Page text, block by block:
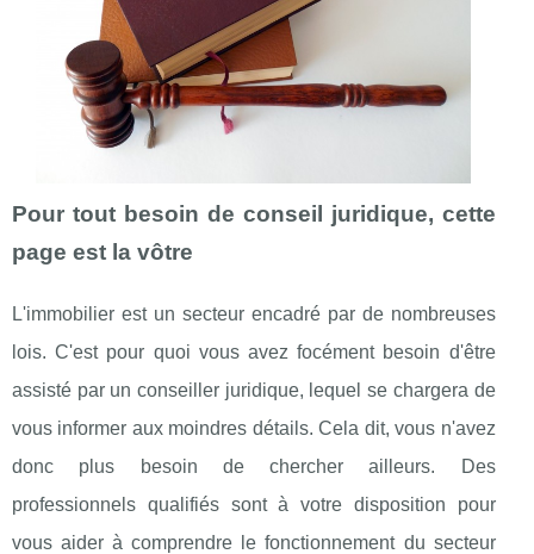
Pour tout besoin de conseil juridique, cette
page est la vôtre
L'immobilier est un secteur encadré par de nombreuses
lois. C'est pour quoi vous avez focément besoin d'être
assisté par un conseiller juridique, lequel se chargera de
vous informer aux moindres détails. Cela dit, vous n'avez
donc plus besoin de chercher ailleurs. Des
professionnels qualifiés sont à votre disposition pour
vous aider à comprendre le fonctionnement du secteur